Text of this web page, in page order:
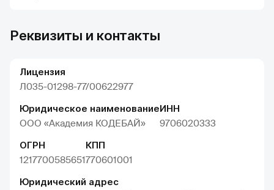
Реквизиты и контакты
Лицензия
Л035-01298-77/00622977
Юридическое наименование
ООО «Академия КОДЕБАЙ»
ИНН
9706020333
ОГРН
1217700585651
КПП
770601001
Юридический адрес